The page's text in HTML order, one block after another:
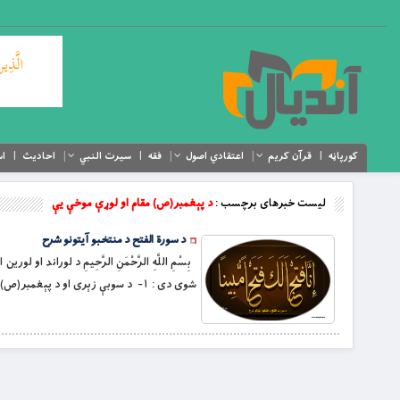
کورپاڼه قرآن کریم اعتقادي اصول فقه سیرت النبي احادیث
لیست خبرهای برچسب :د پېغمبر(ص) مقام او لوړې موخې يې
د سورة الفتح د منتخبو آیتونو شرح
بِسْمِ اللَّهِ الرَّحْمَنِ الرَّحِيمِ د لوراند او
شوى دى : ١- د سوبې زېرى او د پېغمبر(ص) د خوب په عملي کېدو ټينګار،چې مکې ته به ورننوځي او عمره به کوي. […]